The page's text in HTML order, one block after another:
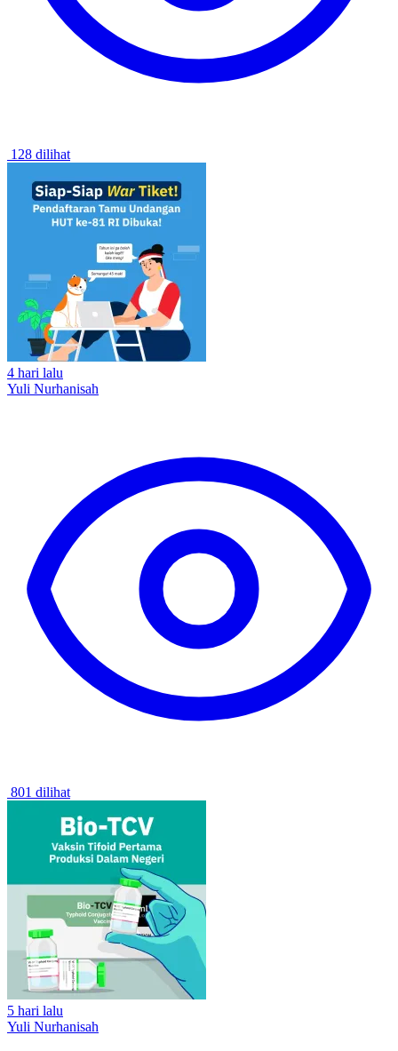
128 dilihat
4 hari lalu
Yuli Nurhanisah
801 dilihat
5 hari lalu
Yuli Nurhanisah